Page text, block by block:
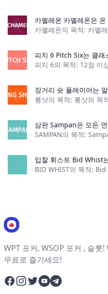
WPT 포커, WSOP 포커 , 슬롯
무료로 즐기세요!
Facebook
Instagram
Twitter
YouTube
Telegram